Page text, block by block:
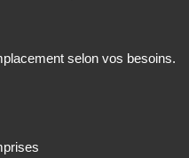
selon vos besoins.